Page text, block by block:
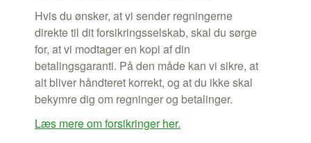
Hvis du ønsker, at vi sender regningerne
direkte til dit forsikringsselskab, skal du sørge
for, at vi modtager en kopi af din
betalingsgaranti. På den måde kan vi sikre, at
alt bliver håndteret korrekt, og at du ikke skal
bekymre dig om regninger og betalinger.
Læs mere om forsikringer her.